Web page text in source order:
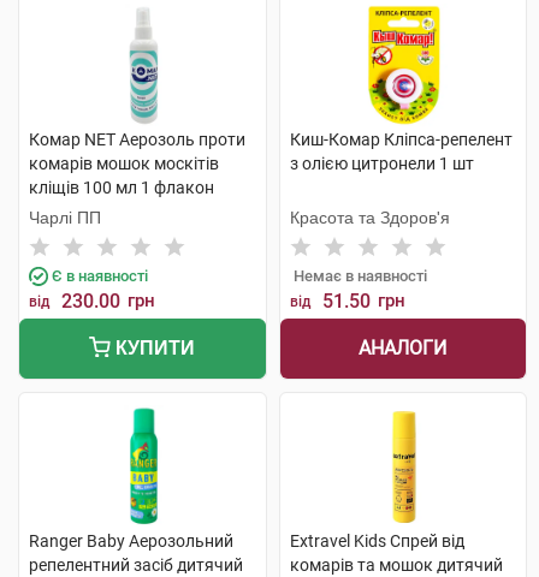
Комар NET Аерозоль проти
комарів мошок москітів
кліщів 100 мл 1 флакон
Чарлі ПП
Є в наявності
від 230.00 грн
КУПИТИ
Киш-Комар Кліпса-репелент
з олією цитронели 1 шт
Красота та Здоров'я
Немає в наявності
від 51.50 грн
АНАЛОГИ
Ranger Baby Аерозольний
репелентний засіб дитячий
Extravel Kids Спрей від
комарів та мошок дитячий